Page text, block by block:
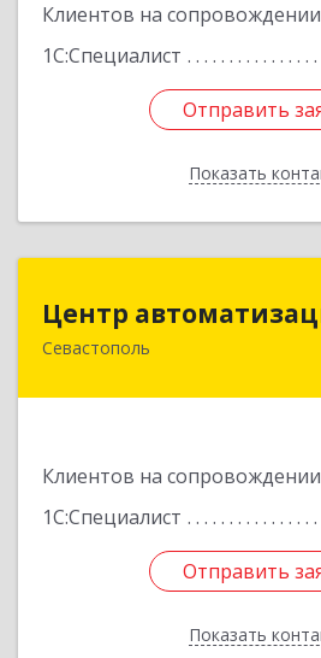
Клиентов на сопровождении
1С:Специалист
Отправить
Показать
Отправить
Назад
Центр
Севастополь
Клиентов на сопровождении
1С:Специалист
Отправить
Показать
299011, Севастополь г,
Отправить
Назад